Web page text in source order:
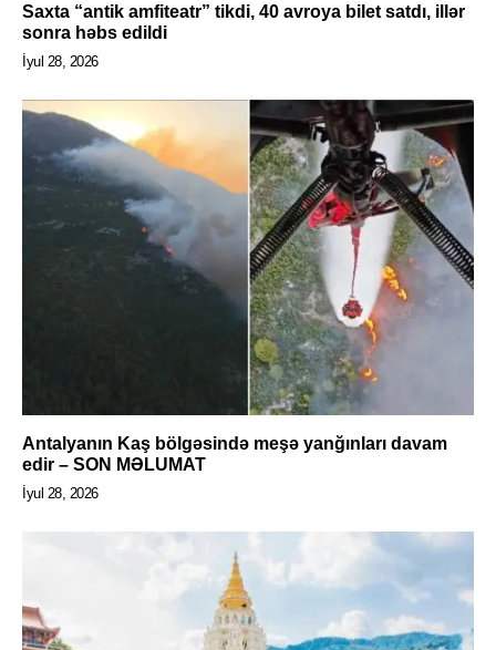
Saxta “antik amfiteatr” tikdi, 40 avroya bilet satdı, illər
sonra həbs edildi
İyul 28, 2026
Antalyanın Kaş bölgəsində meşə yanğınları davam
edir – SON MƏLUMAT
İyul 28, 2026